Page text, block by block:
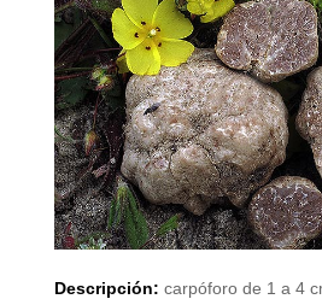
Descripción: carpóforo de 1 a 4